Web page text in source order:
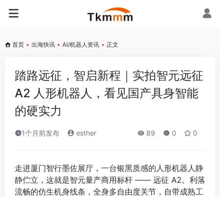
首页 • 出海快讯 • AI/机器人资讯 • 正文
踏路远征，智启新程｜实拍智元远征
A2 人形机器人，看见国产具身智能
的硬实力
1个月前发布 esther 89 0 0
走进厦门智行墨佐展厅，一台银黑质感的人形机器人静
静伫立，这就是智元量产商用标杆 —— 远征 A2。利落
流畅的仿生机身线条，全身多自由度关节，自带成熟工